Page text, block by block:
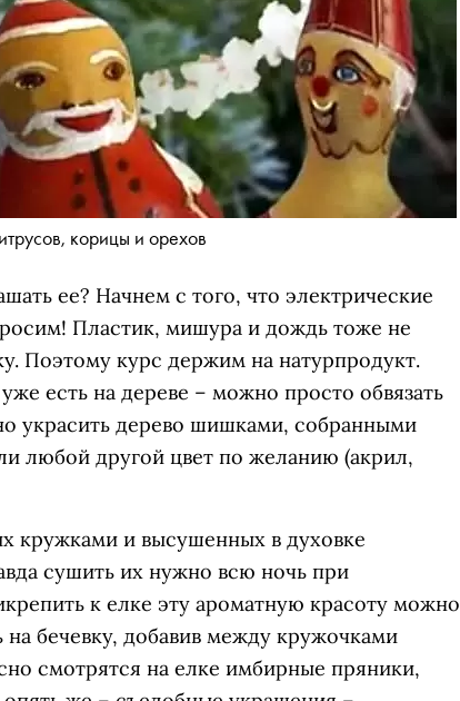
корицы и орехов
ее? Начнем с того, что электрические
Пластик, мишура и дождь тоже не
Поэтому курс держим на натурпродукт.
есть на дереве – можно просто обвязать
украсить дерево шишками, собранными
любой другой цвет по желанию (акрил,
кружками и высушенных в духовке
сушить их нужно всю ночь при
к елке эту ароматную красоту можно
бечевку, добавив между кружочками
смотрятся на елке имбирные пряники,